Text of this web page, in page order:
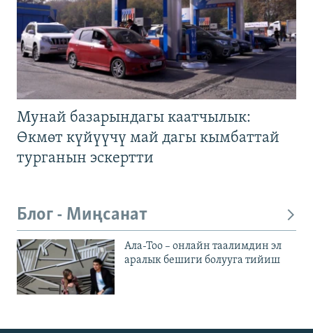
Мунай базарындагы каатчылык:
Өкмөт күйүүчү май дагы кымбаттай
турганын эскертти
Блог - Миңсанат
Ала-Тоо – онлайн таалимдин эл
аралык бешиги болууга тийиш